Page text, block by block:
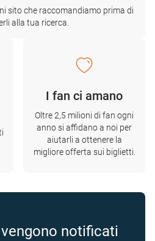
sito che raccomandiamo prima di
alla tua ricerca.
I fan ci amano
Oltre 2,5 milioni di fan ogni
anno si affidano a noi per
aiutarli a ottenere la
migliore offerta sui biglietti.
notificati